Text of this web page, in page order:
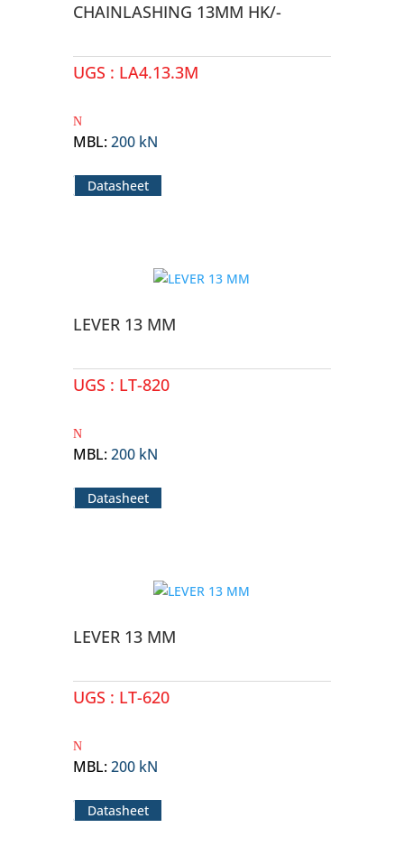
CHAINLASHING 13MM HK/-
UGS : LA4.13.3M
MBL:200 kN
Datasheet
LEVER 13 MM
UGS : LT-820
MBL:200 kN
Datasheet
LEVER 13 MM
UGS : LT-620
MBL:200 kN
Datasheet